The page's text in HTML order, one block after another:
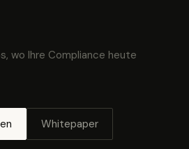
wo Ihre Compliance heute
Whitepaper